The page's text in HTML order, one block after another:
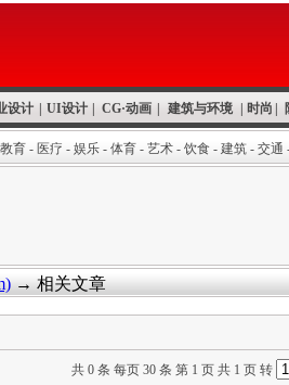
设计 UI设计 CG·动画 建筑与环境 时尚
教育 - 医疗 - 娱乐 - 体育 - 艺术 - 饮食 - 建筑 - 交通
→ 相关文章
共 0 条 每页 30 条 第 1 页 共 1 页 转